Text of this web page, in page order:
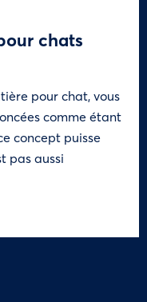
chats
pour chat, vous
comme étant
concept puisse
pas aussi